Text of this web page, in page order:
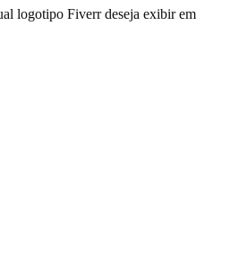
logotipo Fiverr deseja exibir em